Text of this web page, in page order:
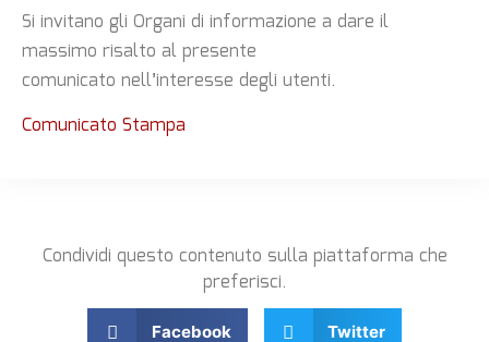
Si invitano gli Organi di informazione a dare il
massimo risalto al presente
comunicato nell’interesse degli utenti.
Comunicato Stampa
Condividi questo contenuto sulla piattaforma che
preferisci.
Facebook Twitter